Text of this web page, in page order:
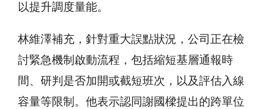
以提升調度量能。
林維澤補充，針對重大誤點狀況，公司正在檢
討緊急機制啟動流程，包括縮短基層通報時
間、研判是否加開或截短班次，以及評估入線
容量等限制。他表示認同謝國樑提出的跨單位